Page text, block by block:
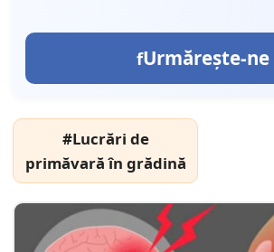
Urmărește-ne
#Lucrări de
primăvară în grădină